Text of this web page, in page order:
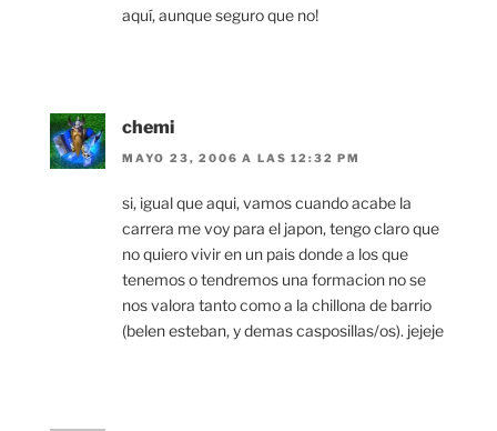
aquí, aunque seguro que no!
chemi
MAYO 23, 2006 A LAS 12:32 PM
si, igual que aqui, vamos cuando acabe la
carrera me voy para el japon, tengo claro que
no quiero vivir en un pais donde a los que
tenemos o tendremos una formacion no se
nos valora tanto como a la chillona de barrio
(belen esteban, y demas casposillas/os). jejeje